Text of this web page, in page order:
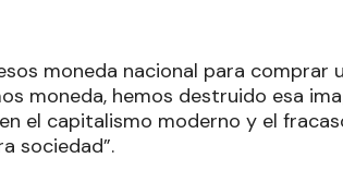
moneda nacional para comprar
moneda, hemos destruido esa
el capitalismo moderno y el
sociedad”.